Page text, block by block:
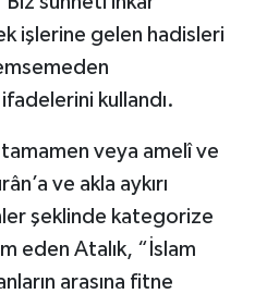
işlerine gelen hadisleri
kullandı.
veya amelî ve
ve akla aykırı
şeklinde kategorize
eden Atalık, “İslam
arasına fitne